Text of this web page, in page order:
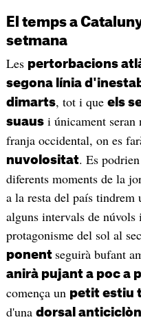
El temps a
setmana
Les pertorbacions
segona línia
dimarts, tot i que els
suausi únicament seran
franja occidental, on es
nuvolositat. Es
diferents moments de la
a la resta del país tindrem
alguns intervals de núvols
protagonisme del sol al
ponent seguirà bufant
anirà pujant a poc a
comença un petit estiu
d'una dorsal